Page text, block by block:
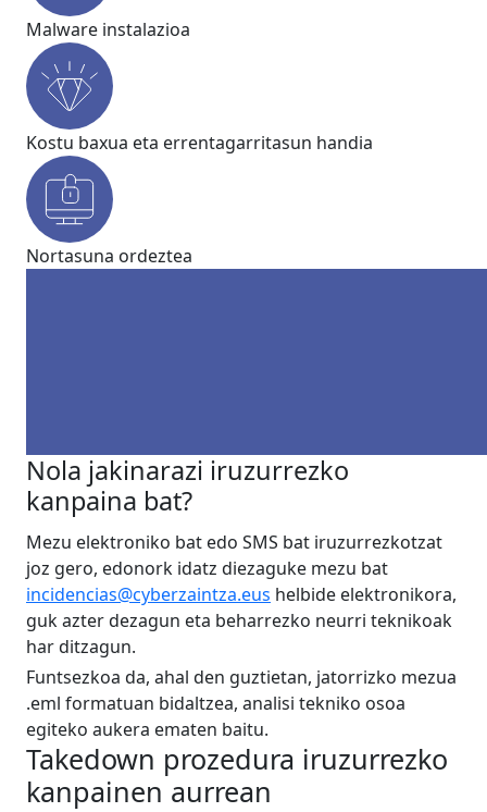
Malware instalazioa
Kostu baxua eta errentagarritasun handia
Nortasuna ordeztea
Nola jakinarazi iruzurrezko
kanpaina bat?
Mezu elektroniko bat edo SMS bat iruzurrezkotzat
joz gero, edonork idatz diezaguke mezu bat
incidencias@cyberzaintza.eus helbide elektronikora,
guk azter dezagun eta beharrezko neurri teknikoak
har ditzagun.
Funtsezkoa da, ahal den guztietan, jatorrizko mezua
.eml formatuan bidaltzea, analisi tekniko osoa
egiteko aukera ematen baitu.
Takedown prozedura iruzurrezko
kanpainen aurrean